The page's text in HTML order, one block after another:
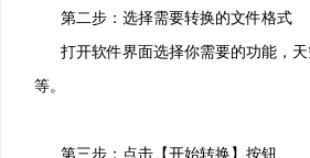
第二步：选择需要转换的文件格式
打开软件界面选择你需要的功能，天
等。
第三步：点击【开始转换】按钮